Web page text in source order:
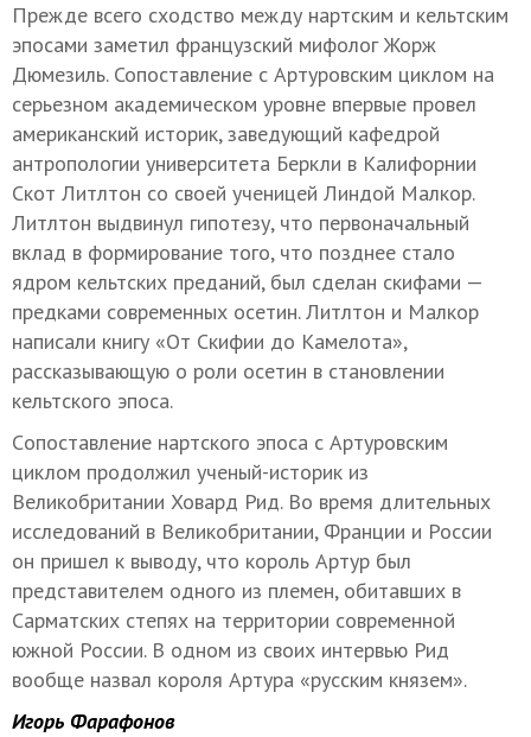
Прежде всего сходство между нартским и кельтским
эпосами заметил французский мифолог Жорж
Дюмезиль. Сопоставление с Артуровским циклом на
серьезном академическом уровне впервые провел
американский историк, заведующий кафедрой
антропологии университета Беркли в Калифорнии
Скот Литлтон со своей ученицей Линдой Малкор.
Литлтон выдвинул гипотезу, что первоначальный
вклад в формирование того, что позднее стало
ядром кельтских преданий, был сделан скифами —
предками современных осетин. Литлтон и Малкор
написали книгу «От Скифии до Камелота»,
рассказывающую о роли осетин в становлении
кельтского эпоса.
Cопоставление нартского эпоса с Артуровским
циклом продолжил ученый-историк из
Великобритании Ховард Рид. Во время длительных
исследований в Великобритании, Франции и России
он пришел к выводу, что король Артур был
представителем одного из племен, обитавших в
Сарматских степях на территории современной
южной России. В одном из своих интервью Рид
вообще назвал короля Артура «русским князем».
Игорь Фарафонов